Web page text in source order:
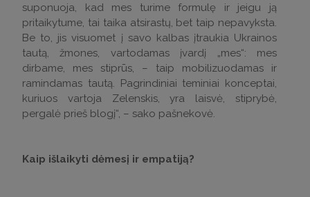
suponuoja, kad mes turime formulę ir jeigu ją
pritaikytume, tai taika atsirastų, bet taip nepavyksta.
Be to, jis visuomet į savo kalbas įtraukia Ukrainos
tautą, žmones, vartodamas įvardį „mes“: mes
dirbame, mes stiprūs, – taip mobilizuodamas ir
ramindamas tautą. Pagrindiniai teminiai konceptai,
kuriuos vartoja Zelenskis, yra laisvė, stiprybė,
pergalė prieš blogį“, – sako pašnekovė.
Kaip išlaikyti dėmesį ir empatiją?